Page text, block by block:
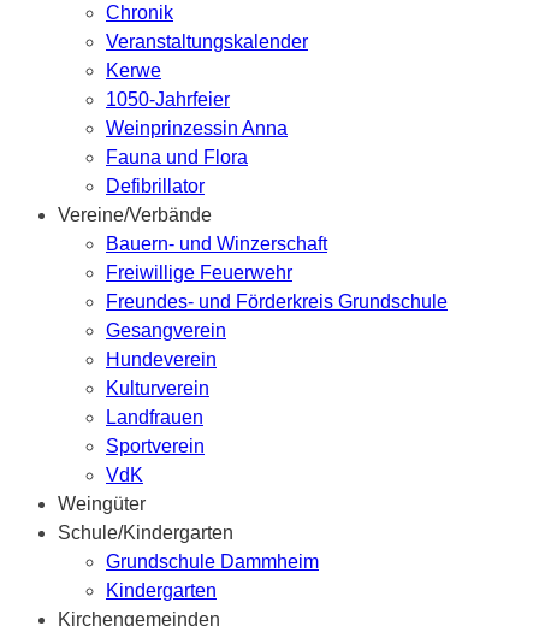
Chronik
Veranstaltungskalender
Kerwe
1050-Jahrfeier
Weinprinzessin Anna
Fauna und Flora
Defibrillator
Vereine/Verbände
Bauern- und Winzerschaft
Freiwillige Feuerwehr
Freundes- und Förderkreis Grundschule
Gesangverein
Hundeverein
Kulturverein
Landfrauen
Sportverein
VdK
Weingüter
Schule/Kindergarten
Grundschule Dammheim
Kindergarten
Kirchengemeinden